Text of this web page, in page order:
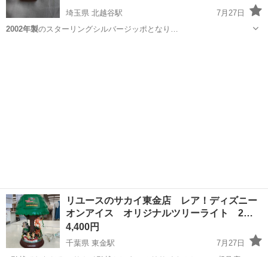
埼玉県 北越谷駅
7月27日
2002年製のスターリングシルバージッポとなり…
リユースのサカイ東金店 レア！ディズニー
オンアイス オリジナルツリーライト 2…
4,400円
千葉県 東金駅
7月27日